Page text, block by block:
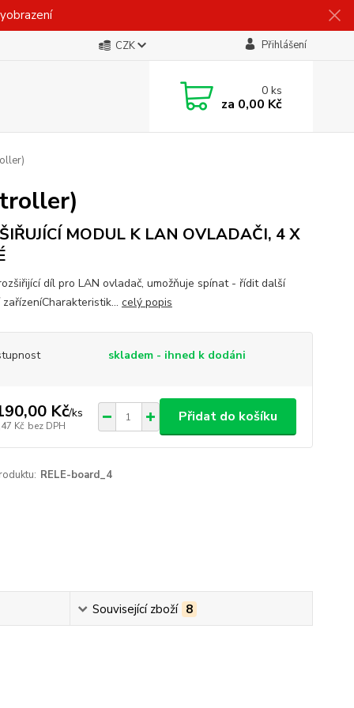
CZK Přihlášení
0ks
za 0,00 Kč
MODUL K LAN OVLADAČI, 4 X
díl pro LAN ovladač, umožňuje spínat - řídit další
celý popis
skladem - ihned k dodáni
Kč/ks
Kč bez DPH
Přidat do košíku
RELE-board_4
Související zboží 8